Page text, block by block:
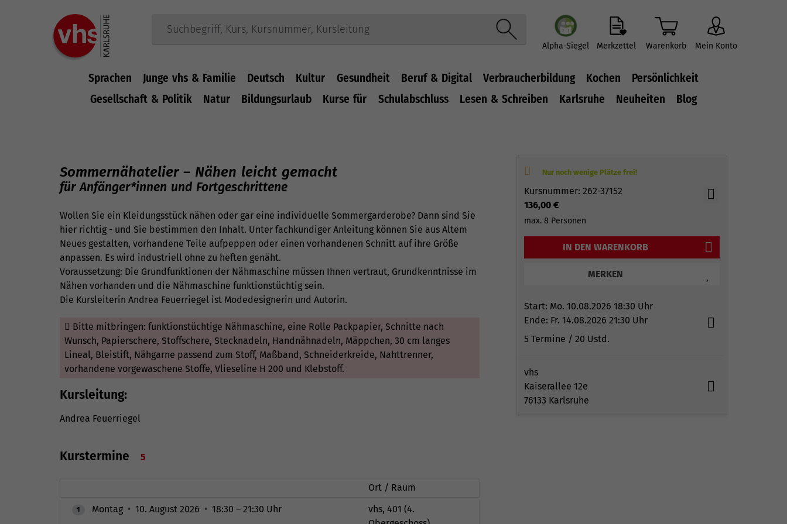
Alpha-Siegel Merkzettel Warenkorb Mein Konto
Sprachen Junge vhs & Familie Deutsch Kultur Gesundheit Beruf & Digital Verbraucherbildung Kochen
Persönlichkeit
Gesellschaft & Politik
Natur Bildungsurlaub Kurse für Schulabschluss Lesen & Schreiben Karlsruhe Neuheiten Blog
Sommernähatelier – Nähen leicht gemacht
für Anfänger*innen und Fortgeschrittene
Wollen Sie ein Kleidungsstück nähen oder gar eine individuelle Sommergarderobe? Dann sind Sie
hier richtig - und Sie bestimmen den Inhalt. Unter fachkundiger Anleitung können Sie aus Altem
Neues gestalten, vorhandene Teile aufpeppen oder einen vorhandenen Schnitt auf ihre Größe
anpassen. Es wird industriell ohne zu heften genäht.
Voraussetzung: Die Grundfunktionen der Nähmaschine müssen Ihnen vertraut, Grundkenntnisse im
Nähen vorhanden und die Nähmaschine funktionstüchtig sein.
Die Kursleiterin Andrea Feuerriegel ist Modedesignerin und Autorin.
Bitte mitbringen: funktionstüchtige Nähmaschine, eine Rolle Packpapier, Schnitte nach
Wunsch, Papierschere, Stoffschere, Stecknadeln, Handnähnadeln, Mäppchen, 30 cm langes
Lineal, Bleistift, Nähgarne passend zum Stoff, Maßband, Schneiderkreide, Nahttrenner,
vorhandene vorgewaschene Stoffe, Vlieseline H 200 und Klebstoff.
Kursleitung:
Andrea Feuerriegel
Kurstermine 5
Ort / Raum
1 Montag • 10. August 2026 • 18:30 – 21:30 Uhr
vhs, 401 (4.
Kursnummer: 262-37152
136,00 €
max. 8 Personen
IN DEN WARENKORB
MERKEN
Start: Mo. 10.08.2026 18:30 Uhr
Ende: Fr. 14.08.2026 21:30 Uhr
5 Termine / 20 Ustd.
vhs
Kaiserallee 12e
76133 Karlsruhe